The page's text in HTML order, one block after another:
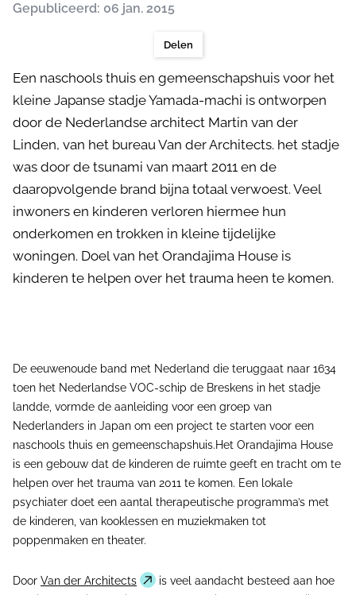
Gepubliceerd: 06 jan. 2015
Delen
Een naschools thuis en gemeenschapshuis voor het
kleine Japanse stadje Yamada-machi is ontworpen
door de Nederlandse architect Martin van der
Linden, van het bureau Van der Architects. het stadje
was door de tsunami van maart 2011 en de
daaropvolgende brand bijna totaal verwoest. Veel
inwoners en kinderen verloren hiermee hun
onderkomen en trokken in kleine tijdelijke
woningen. Doel van het Orandajima House is
kinderen te helpen over het trauma heen te komen.
De eeuwenoude band met Nederland die teruggaat naar 1634
toen het Nederlandse VOC-schip de Breskens in het stadje
landde, vormde de aanleiding voor een groep van
Nederlanders in Japan om een project te starten voor een
naschools thuis en gemeenschapshuis.Het Orandajima House
is een gebouw dat de kinderen de ruimte geeft en tracht om te
helpen over het trauma van 2011 te komen. Een lokale
psychiater doet een aantal therapeutische programma’s met
de kinderen, van kooklessen en muziekmaken tot
poppenmaken en theater.
Door Van der Architects
is veel aandacht besteed aan hoe